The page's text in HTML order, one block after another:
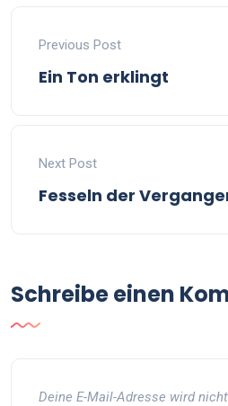
Previous Post
Ein Ton erklingt
Next Post
Fesseln der
Schreibe einen
Deine E-Mail-Adresse wird